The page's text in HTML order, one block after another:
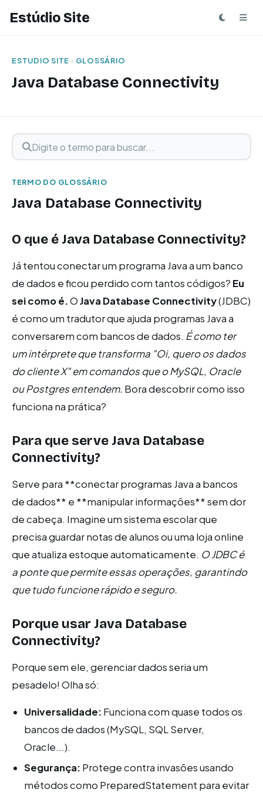
Estúdio Site
ESTUDIO SITE · GLOSSÁRIO
Java Database Connectivity
Buscar termo
Digite o termo para buscar
TERMO DO GLOSSÁRIO
Java Database Connectivity
O que é Java Database Connectivity?
Já tentou conectar um programa Java a um banco
de dados e ficou perdido com tantos códigos? Eu
sei como é.OJava Database Connectivity(JDBC)
é como um tradutor que ajuda programas Java a
conversarem com bancos de dados. É como ter
um intérprete que transforma "Oi, quero os dados
do cliente X" em comandos que o MySQL, Oracle
ou Postgres entendem. Bora descobrir como isso
funciona na prática?
Para que serve Java Database
Connectivity?
Serve para **conectar programas Java a bancos
de dados** e **manipular informações** sem dor
de cabeça. Imagine um sistema escolar que
precisa guardar notas de alunos ou uma loja online
que atualiza estoque automaticamente. O JDBC é
a ponte que permite essas operações, garantindo
que tudo funcione rápido e seguro.
Porque usar Java Database
Connectivity?
Porque sem ele, gerenciar dados seria um
pesadelo! Olha só:
Universalidade: Funciona com quase todos os
bancos de dados (MySQL, SQL Server,
Oracle...).
Segurança: Protege contra invasões usando
métodos como PreparedStatement para evitar